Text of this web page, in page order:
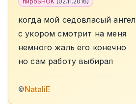
когда мой седовласый ангел
с укором смотрит на меня
немного жаль его конечно
но сам работу выбирал
©NataliE